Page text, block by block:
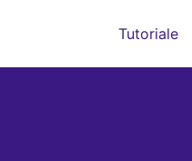
Tutoriale